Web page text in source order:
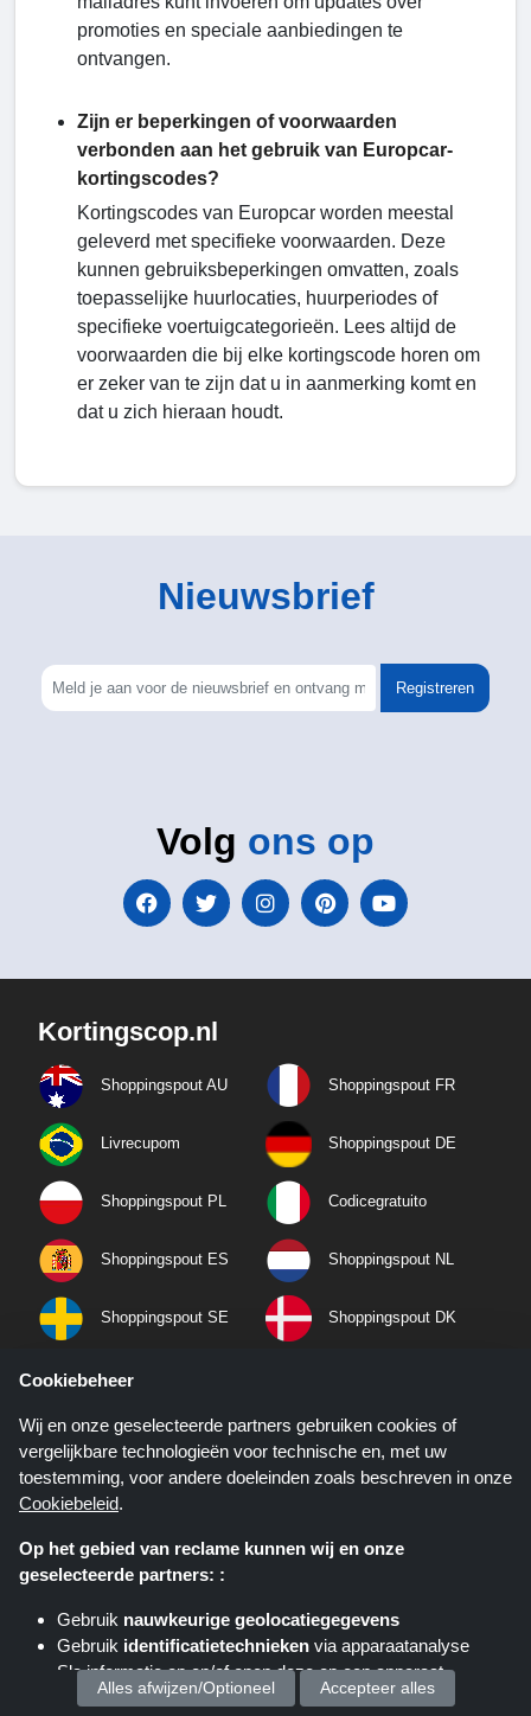
promoties en speciale aanbiedingen te
ontvangen.
Zijn er beperkingen of voorwaarden
verbonden aan het gebruik van Europcar-
kortingscodes?
Kortingscodes van Europcar worden meestal
geleverd met specifieke voorwaarden. Deze
kunnen gebruiksbeperkingen omvatten, zoals
toepasselijke huurlocaties, huurperiodes of
specifieke voertuigcategorieën. Lees altijd de
voorwaarden die bij elke kortingscode horen om
er zeker van te zijn dat u in aanmerking komt en
dat u zich hieraan houdt.
Nieuwsbrief
Registreren
Volg ons op
Kortingscop.nl
Shoppingspout AU Shoppingspout FR
Livrecupom Shoppingspout DE
Shoppingspout PL Codicegratuito
Shoppingspout ES Shoppingspout NL
Shoppingspout SE Shoppingspout DK
Privacybeleid
Algemene Voorwaarden
Mobiele apps
Haal Kortingscop app op je telefoon helemaal gratis!
Cookiebeheer
Wij en onze geselecteerde partners gebruiken cookies of
vergelijkbare technologieën voor technische en, met uw
toestemming, voor andere doeleinden zoals beschreven in onze
Cookiebeleid.
Op het gebied van reclame kunnen wij en onze
geselecteerde partners: :
Gebruik nauwkeurige geolocatiegegevens
Gebruik identificatietechnieken via apparaatanalyse
Sla informatie op en/of open deze op een apparaat
Alles afwijzen/Optioneel Accepteer alles